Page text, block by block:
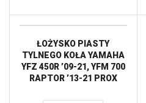
ŁOŻYSKO PIASTY
TYLNEGO KOŁA YAMAHA
YFZ 450R ’09-21, YFM 700
RAPTOR ’13-21 PROX